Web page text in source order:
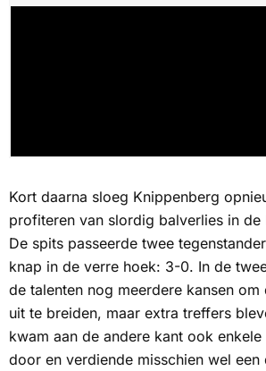
Kort daarna sloeg Knippenberg
profiteren van slordig balverlies in de
De spits passeerde twee
knap in de verre hoek: 3-0. In de
de talenten nog meerdere kansen
uit te breiden, maar extra treffers
kwam aan de andere kant ook
door en verdiende misschien wel een